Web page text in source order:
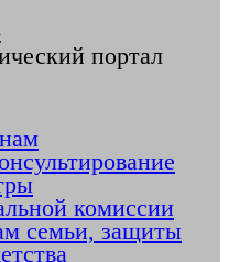
портал
комиссии
семьи, защиты